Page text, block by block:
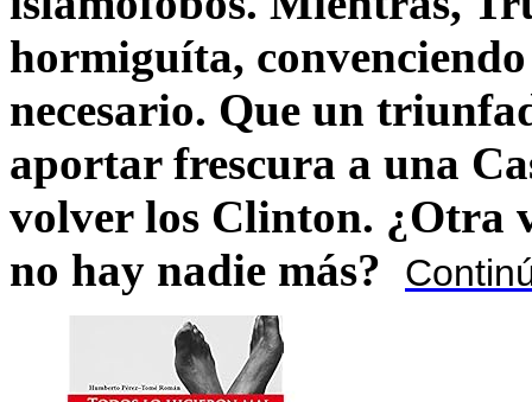
hormiguíta,
necesario. Que un
aportar frescura a una
volver los Clinton. ¿Otra
no hay nadie más?